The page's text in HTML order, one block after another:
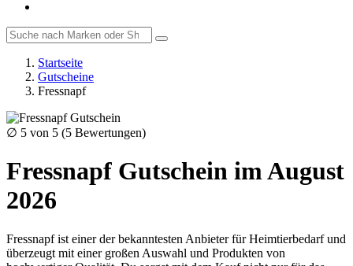
Startseite
Gutscheine
Fressnapf
∅ 5 von 5 (5 Bewertungen)
Fressnapf Gutschein im August
2026
Fressnapf ist einer der bekanntesten Anbieter für Heimtierbedarf und
überzeugt mit einer großen Auswahl und Produkten von